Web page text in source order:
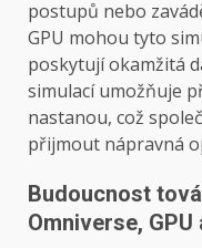
postupů nebo
GPU mohou tyto
poskytují okamžitá
simulací umožňuje
nastanou, což
přijmout nápravná
Budoucnost
Omniverse, GPU